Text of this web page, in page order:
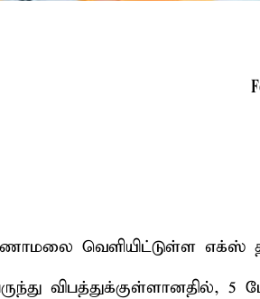
வெளியிட்டுள்ள எக்ஸ்
விபத்துக்குள்ளானதில், 5